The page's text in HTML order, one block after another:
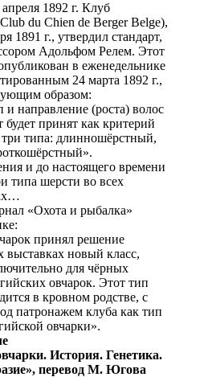
1892 г. Клуб
du Chien de Berger Belge),
1891 г., утвердил стандарт,
Адольфом Релем. Этот
в еженедельнике
24 марта 1892 г.,
образом:
и направление (роста) волос
принят как критерий
типа: длинношёрстный,
и до настоящего времени
типа шерсти во всех
«Охота и рыбалка»
принял решение
новый класс,
для чёрных
овчарок. Этот тип
в кровном родстве, с
патронажем клуба как тип
овчарки».
История. Генетика.
перевод М. Югова